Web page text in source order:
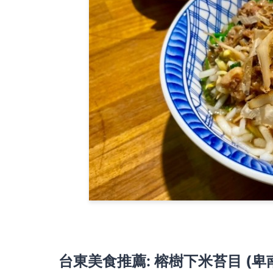
台東美食推薦: 榕樹下米苔目 (卑